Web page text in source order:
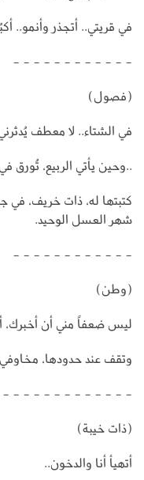
في قريتي.. أتجذر وأنمو..
- - - - - - - - - - - -
(فصول)
في الشتاء.. لا معطف
..وحين يأتي الربيع، تُورق
كتبتها له، ذات خريف، في
شهر العسل الوحيد.
- - - - - - - - - - - -
(وطن)
ليس ضعفاً مني أن أخبرك،
وتقف عند حدودها،
- - - - - - - - - - - - -
(ذات خيبة)
أتهيأ أنا والدخون..